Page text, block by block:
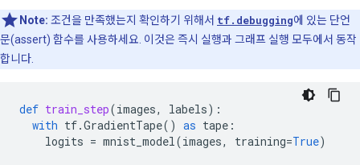
Note: 조건을 만족했는지 확인하기 위해서 tf.debugging에 있는 단언
문(assert) 함수를 사용하세요. 이것은 즉시 실행과 그래프 실행 모두에서 동작
합니다.
def train_step(images, labels):
with tf.GradientTape() as tape :
logits = mnist_model(images, training=True)